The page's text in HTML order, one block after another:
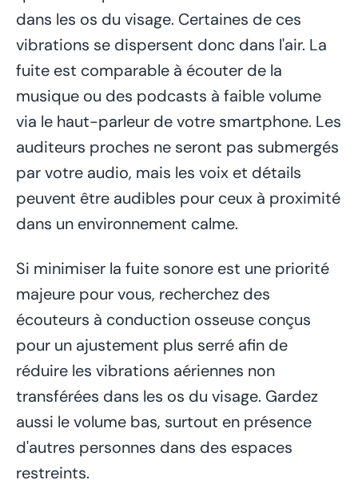
dans les os du visage. Certaines de ces
vibrations se dispersent donc dans l'air. La
fuite est comparable à écouter de la
musique ou des podcasts à faible volume
via le haut-parleur de votre smartphone. Les
auditeurs proches ne seront pas submergés
par votre audio, mais les voix et détails
peuvent être audibles pour ceux à proximité
dans un environnement calme.
Si minimiser la fuite sonore est une priorité
majeure pour vous, recherchez des
écouteurs à conduction osseuse conçus
pour un ajustement plus serré afin de
réduire les vibrations aériennes non
transférées dans les os du visage. Gardez
aussi le volume bas, surtout en présence
d'autres personnes dans des espaces
restreints.